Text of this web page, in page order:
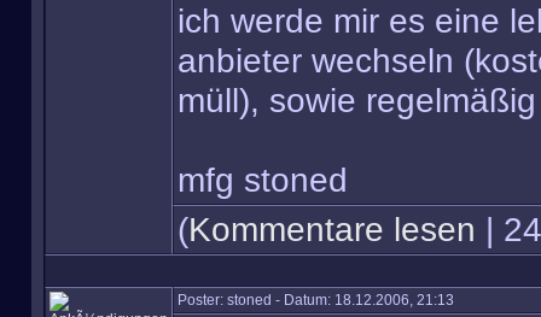
ich werde mir es eine
anbieter wechseln
müll), sowie
mfg stoned
(Kommentare lesen |
Poster: stoned - Datum: 18.12.2006, 21:13